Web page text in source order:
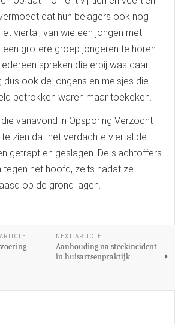
dat hun belagers ook nog
viertal, van wie een jongen met
een grotere groep jongeren te horen.
spreken die erbij was daar
dus ook de jongens en meisjes die
betrokken waren maar toekeken.
vanavond in Opsporing Verzocht
zien dat het verdachte viertal de
getrapt en geslagen. De slachtoffers
het hoofd, zelfs nadat ze
op de grond lagen.
NEXT ARTICLE
Aanhouding na steekincident
in huisartsenpraktijk